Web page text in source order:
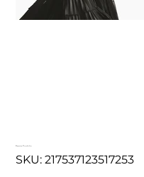
Beatrice Portfolio
SKU: SKU
217537123517253
217537123517253